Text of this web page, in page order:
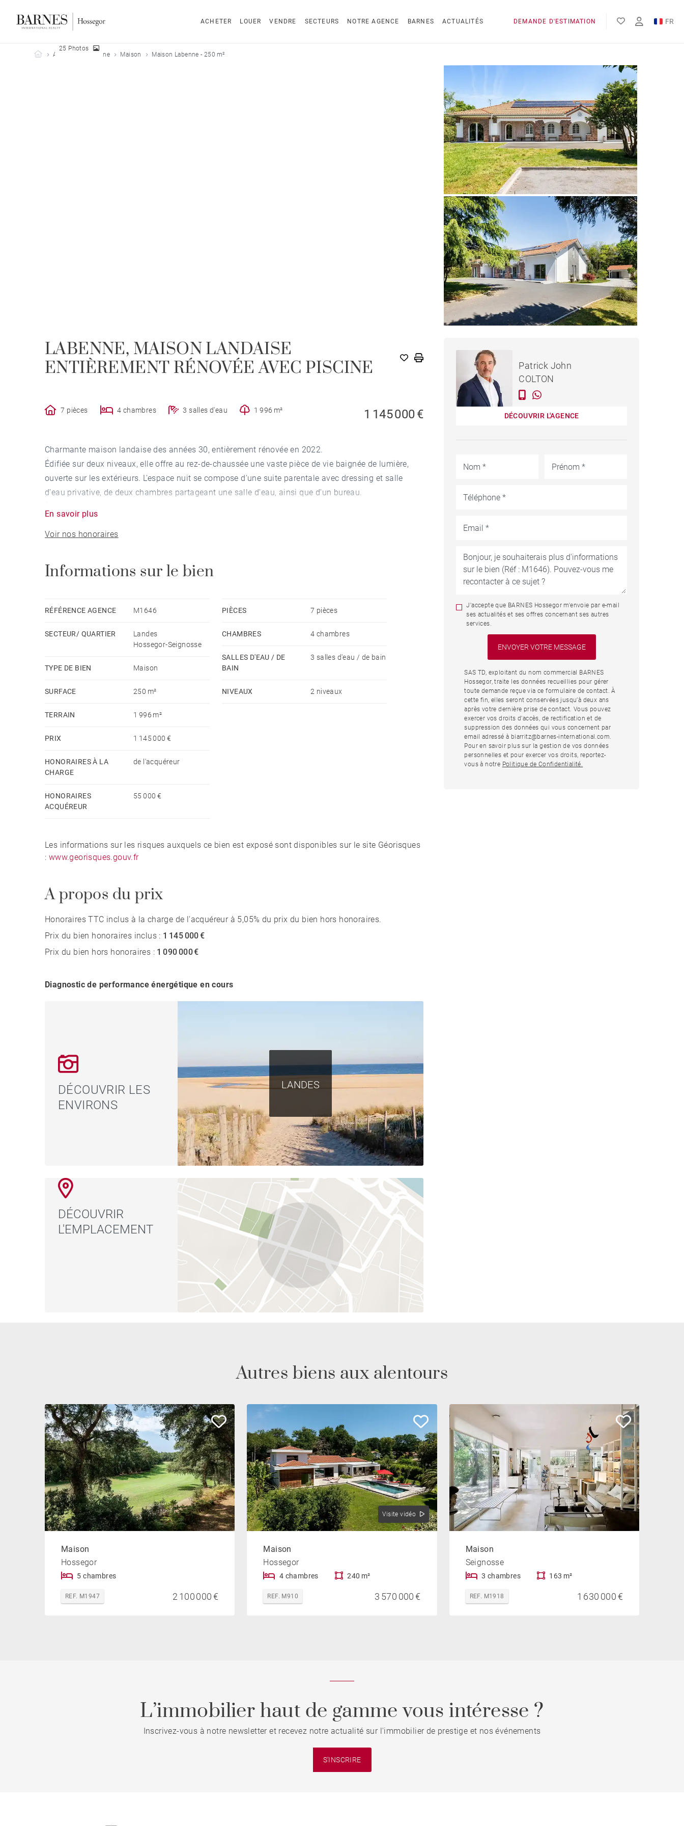
ACHETER LOUER VENDRE SECTEURS NOTRE AGENCE BARNES ACTUALITÉS DEMANDE D'ESTIMATION FR
EN
Barnes Hossegor
Acheter Labenne Maison Maison Labenne - 250 m²
25 Photos
LABENNE, MAISON LANDAISE
ENTIÈREMENT RÉNOVÉE AVEC PISCINE
7 pièces 4 chambres 3 salles d'eau 1 996 m² 1 145 000 €
Charmante maison landaise des années 30, entièrement rénovée en 2022.
Édifiée sur deux niveaux, elle offre au rez-de-chaussée une vaste pièce de vie baignée de lumière,
ouverte sur les extérieurs. L'espace nuit se compose d'une suite parentale avec dressing et salle
d'eau privative, de deux chambres partageant une salle d'eau, ainsi que d'un bureau.
prestations.
Le tout dans un jardin arboré de 2 000 m² avec piscine et terrasses donnant sur un espace boisé.
En savoir plus
Voir nos honoraires
Informations sur le bien
RÉFÉRENCE AGENCE M1646
SECTEUR/ QUARTIER
Landes
Hossegor-Seignosse
TYPE DE BIEN Maison
SURFACE 250 m²
TERRAIN 1 996 m²
PRIX 1 145 000 €
HONORAIRES À LA
CHARGE
de l'acquéreur
HONORAIRES
ACQUÉREUR
55 000 €
PIÈCES 7 pièces
CHAMBRES 4 chambres
SALLES D'EAU / DE
BAIN
3 salles d'eau / de bain
NIVEAUX 2 niveaux
Les informations sur les risques auxquels ce bien est exposé sont disponibles sur le site Géorisques
: www.georisques.gouv.fr
A propos du prix
Honoraires TTC inclus à la charge de l'acquéreur à 5,05% du prix du bien hors honoraires.
Prix du bien honoraires inclus : 1 145 000 €
Prix du bien hors honoraires : 1 090 000 €
Diagnostic de performance énergétique en cours
DÉCOUVRIR LES
ENVIRONS
LANDES
DÉCOUVRIR
L'EMPLACEMENT
MAISON LABENNE - 250 M²
Patrick John
COLTON
DÉCOUVRIR L'AGENCE
J'accepte que BARNES Hossegor m'envoie par e-mail
ses actualités et ses offres concernant ses autres
services.
SAS TD, exploitant du nom commercial BARNES
Hossegor, traite les données recueillies pour gérer
toute demande reçue via ce formulaire de contact. À
cette fin, elles seront conservées jusqu’à deux ans
après votre dernière prise de contact. Vous pouvez
exercer vos droits d'accès, de rectification et de
suppression des données qui vous concernent par
email adressé à biarritz@barnes-international.com.
Pour en savoir plus sur la gestion de vos données
personnelles et pour exercer vos droits, reportez-
vous à notre Politique de Confidentialité.
Autres biens aux alentours
Maison
Hossegor
5 chambres
REF. M1947 2 100 000 €
Visite vidéo
Maison
Hossegor
4 chambres 240 m²
REF. M910 3 570 000 €
Maison
Seignosse
3 chambres 163 m²
REF. M1918 1 630 000 €
L’immobilier haut de gamme vous intéresse ?
Inscrivez-vous à notre newsletter et recevez notre actualité sur l'immobilier de prestige et nos événements
S'INSCRIRE